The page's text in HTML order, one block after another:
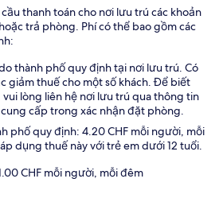
thanh toán cho nơi lưu trú các khoản
trả phòng. Phí có thể bao gồm các
thành phố quy định tại nơi lưu trú. Có
giảm thuế cho một số khách. Để biết
lòng liên hệ nơi lưu trú qua thông tin
cấp trong xác nhận đặt phòng.
phố quy định: 4.20 CHF mỗi người, mỗi
dụng thuế này với trẻ em dưới 12 tuổi.
CHF mỗi người, mỗi đêm